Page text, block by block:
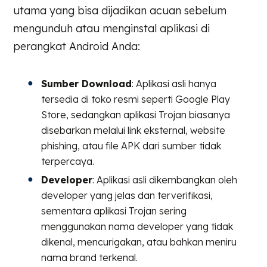
utama yang bisa dijadikan acuan sebelum
mengunduh atau menginstal aplikasi di
perangkat Android Anda:
Sumber Download: Aplikasi asli hanya
tersedia di toko resmi seperti Google Play
Store, sedangkan aplikasi Trojan biasanya
disebarkan melalui link eksternal, website
phishing, atau file APK dari sumber tidak
terpercaya.
Developer: Aplikasi asli dikembangkan oleh
developer yang jelas dan terverifikasi,
sementara aplikasi Trojan sering
menggunakan nama developer yang tidak
dikenal, mencurigakan, atau bahkan meniru
nama brand terkenal.